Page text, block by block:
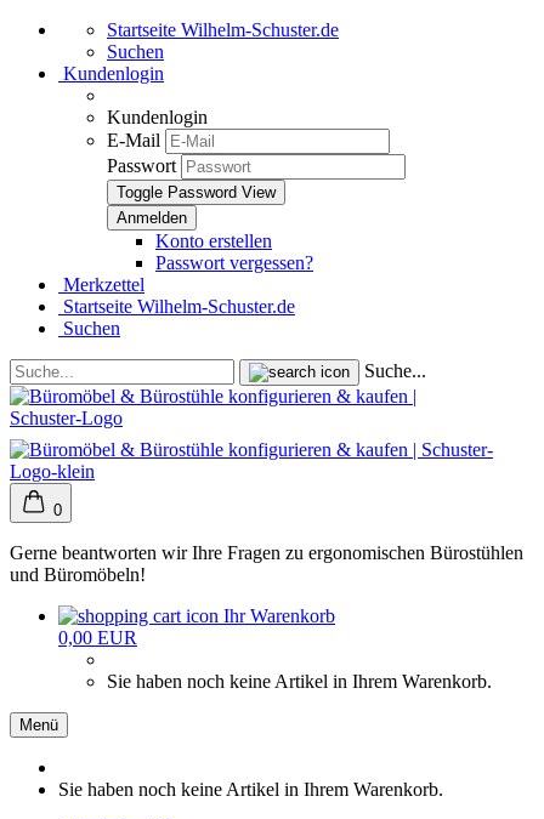
Startseite Wilhelm-Schuster.de
Suchen
Kundenlogin
Kundenlogin
E-Mail
Passwort
Toggle Password View
Konto erstellen
Passwort vergessen?
Merkzettel
Startseite Wilhelm-Schuster.de
Suchen
Suche...
0
Gerne beantworten wir Ihre Fragen zu ergonomischen Bürostühlen
und Büromöbeln!
Ihr Warenkorb
0,00 EUR
Sie haben noch keine Artikel in Ihrem Warenkorb.
Menü
Sie haben noch keine Artikel in Ihrem Warenkorb.